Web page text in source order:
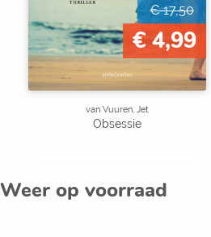
€ 17,50
€ 4,99
van Vuuren, Jet
Obsessie
Weer op voorraad